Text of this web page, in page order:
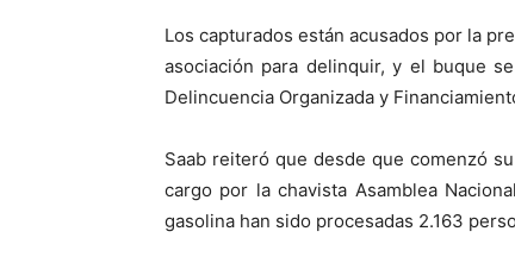
Los capturados están acusados por la
asociación para delinquir, y el buque
Delincuencia Organizada y
Saab reiteró que desde que comenzó
cargo por la chavista Asamblea
gasolina han sido procesadas 2.163